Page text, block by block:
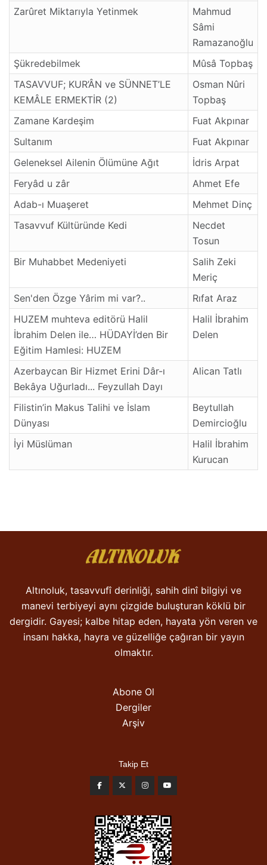
Zarûret Miktarıyla Yetinmek
Mahmud
Sâmi
Ramazanoğlu
Şükredebilmek
Mûsâ Topbaş
TASAVVUF; KUR’ÂN ve SÜNNET’LE
KEMÂLE ERMEKTİR (2)
Osman Nûri
Topbaş
Zamane Kardeşim
Fuat Akpınar
Sultanım
Fuat Akpınar
Geleneksel Ailenin Ölümüne Ağıt
İdris Arpat
Feryâd u zâr
Ahmet Efe
Adab-ı Muaşeret
Mehmet Dinç
Tasavvuf Kültüründe Kedi
Necdet
Tosun
Bir Muhabbet Medeniyeti
Salih Zeki
Meriç
Sen'den Özge Yârim mi var?..
Rıfat Araz
HUZEM muhteva editörü Halil
İbrahim Delen ile… HÜDAYİ’den Bir
Eğitim Hamlesi: HUZEM
Halil İbrahim
Delen
Azerbaycan Bir Hizmet Erini Dâr-ı
Bekâya Uğurladı... Feyzullah Dayı
Alican Tatlı
Filistin’in Makus Talihi ve İslam
Dünyası
Beytullah
Demircioğlu
İyi Müslüman
Halil İbrahim
Kurucan
Altınoluk, tasavvufî derinliği, sahih dinî bilgiyi ve
manevi terbiyeyi aynı çizgide buluşturan köklü bir
dergidir. Gayesi; kalbe hitap eden, hayata yön veren ve
insanı hakka, hayra ve güzelliğe çağıran bir yayın
olmaktır.
Abone Ol
Dergiler
Arşiv
Takip Et